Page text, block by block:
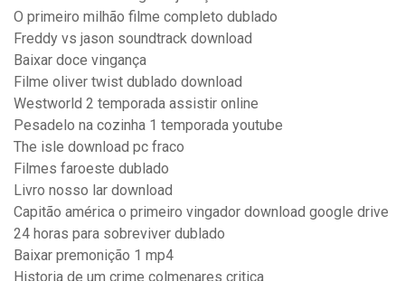
O primeiro milhão filme completo dublado
Freddy vs jason soundtrack download
Baixar doce vingança
Filme oliver twist dublado download
Westworld 2 temporada assistir online
Pesadelo na cozinha 1 temporada youtube
The isle download pc fraco
Filmes faroeste dublado
Livro nosso lar download
Capitão américa o primeiro vingador download google drive
24 horas para sobreviver dublado
Baixar premonição 1 mp4
Historia de um crime colmenares critica